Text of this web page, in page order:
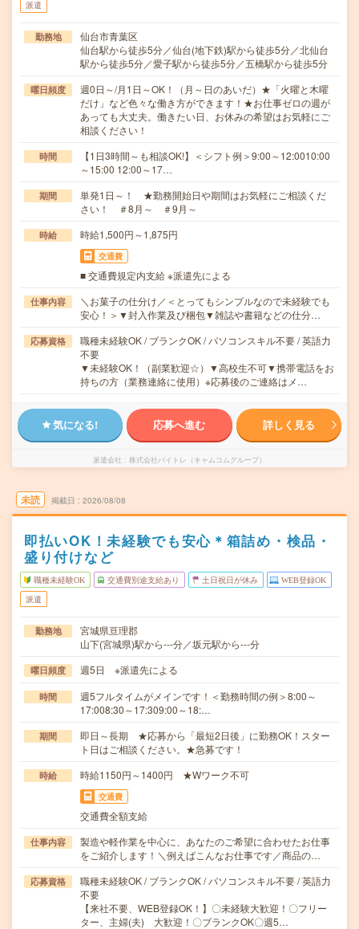
派遣
勤務地
仙台市青葉区
仙台駅から徒歩5分／仙台(地下鉄)駅から徒歩5分／北仙台
駅から徒歩5分／愛子駅から徒歩5分／五橋駅から徒歩5分
曜日頻度
週0日～/月1日～OK！（月～日のあいだ）★「火曜と木曜
だけ」など色々な働き方ができます！★お仕事ゼロの週が
あっても大丈夫。働きたい日、お休みの希望はお気軽にご
相談ください！
時間
【1日3時間～も相談OK!】＜シフト例＞9:00～12:0010:00
～15:00 12:00～17…
期間
単発1日～！ ★勤務開始日や期間はお気軽にご相談くだ
さい！ ＃8月～ ＃9月～
時給 時給1,500円～1,875円
交通費
■ 交通費規定内支給 ※派遣先による
仕事内容
＼お菓子の仕分け／＜とってもシンプルなので未経験でも
安心！＞▼封入作業及び梱包▼雑誌や書籍などの仕分…
応募資格
職種未経験OK / ブランクOK / パソコンスキル不要 / 英語力
不要
▼未経験OK！（副業歓迎☆）▼高校生不可▼携帯電話をお
持ちの方（業務連絡に使用）※応募後のご連絡はメ…
気になる! 応募へ進む 詳しく見る
派遣会社 株式会社バイトレ（キャムコムグループ）
未読 掲載日 2026/08/08
即払いOK！未経験でも安心＊箱詰め・検品・
盛り付けなど
職種未経験OK 交通費別途支給あり 土日祝日が休み WEB登録OK
派遣
勤務地
宮城県亘理郡
山下(宮城県)駅から---分／坂元駅から---分
曜日頻度 週5日 ※派遣先による
時間
週5フルタイムがメインです！＜勤務時間の例＞8:00～
17:008:30～17:309:00～18:…
期間
即日～長期 ★応募から「最短2日後」に勤務OK！スター
ト日はご相談ください。★急募です！
時給 時給1150円～1400円 ★Wワーク不可
交通費
交通費全額支給
仕事内容
製造や軽作業を中心に、あなたのご希望に合わせたお仕事
をご紹介します！＼例えばこんなお仕事です／商品の…
応募資格
職種未経験OK / ブランクOK / パソコンスキル不要 / 英語力
不要
【来社不要、WEB登録OK！】〇未経験大歓迎！〇フリー
ター、主婦(夫) 大歓迎！〇ブランクOK〇週5…